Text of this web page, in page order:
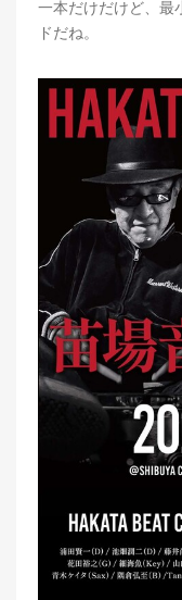
一本だけだけど、最
ドだね。